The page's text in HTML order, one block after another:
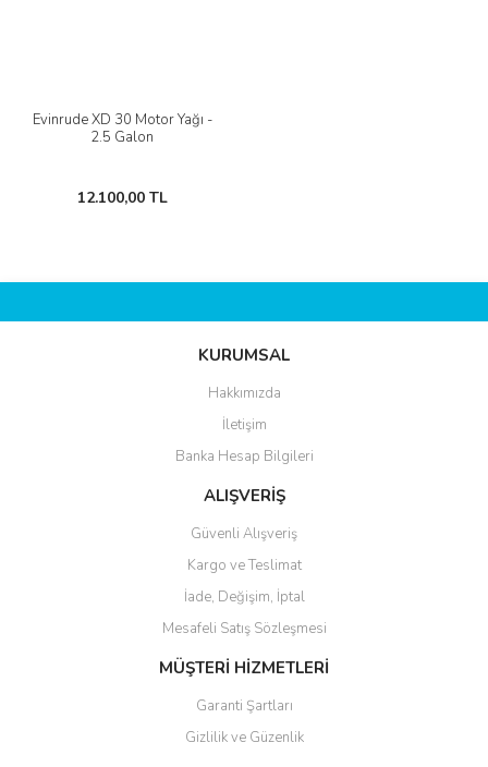
Evinrude XD 30 Motor Yağı -
2.5 Galon
12.100,00 TL
KURUMSAL
Hakkımızda
İletişim
Banka Hesap Bilgileri
ALIŞVERİŞ
Güvenli Alışveriş
Kargo ve Teslimat
İade, Değişim, İptal
Mesafeli Satış Sözleşmesi
MÜŞTERİ HİZMETLERİ
Garanti Şartları
Gizlilik ve Güzenlik